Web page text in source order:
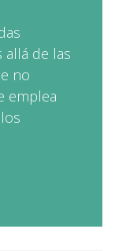
allá de las
no
emplea